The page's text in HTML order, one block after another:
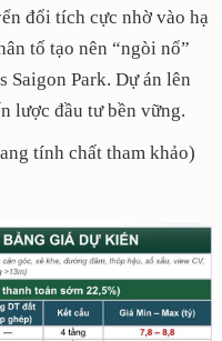
đổi tích cực nhờ vào hạ
tố tạo nên “ngòi nổ”
Saigon Park. Dự án lên
lược đầu tư bền vững.
tính chất tham khảo)